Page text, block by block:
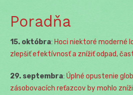
Poradňa
15. októbra: Hoci niektoré moderné
zlepšiť efektívnosť a znížiť odpad,
29. septembra: Úplné opustenie
zásobovacích reťazcov by mohlo